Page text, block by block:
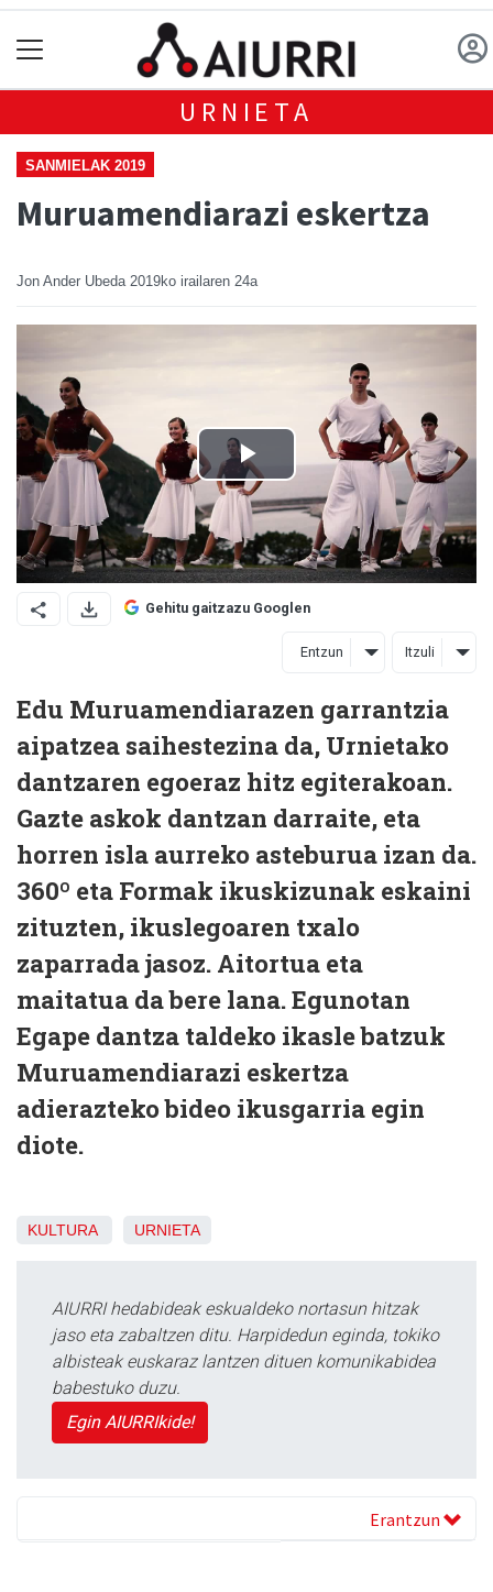
URNIETA
SANMIELAK 2019
Muruamendiarazi eskertza
Jon Ander Ubeda 2019ko irailaren 24a
Gehitu gaitzazu Googlen
Entzun Itzuli
Edu Muruamendiarazen garrantzia
aipatzea saihestezina da, Urnietako
dantzaren egoeraz hitz egiterakoan.
Gazte askok dantzan darraite, eta
horren isla aurreko asteburua izan da.
360º eta Formak ikuskizunak eskaini
zituzten, ikuslegoaren txalo
zaparrada jasoz. Aitortua eta
maitatua da bere lana. Egunotan
Egape dantza taldeko ikasle batzuk
Muruamendiarazi eskertza
adierazteko bideo ikusgarria egin
diote.
KULTURA URNIETA
AIURRI hedabideak eskualdeko nortasun hitzak
jaso eta zabaltzen ditu. Harpidedun eginda, tokiko
albisteak euskaraz lantzen dituen komunikabidea
babestuko duzu.
Egin AIURRIkide!
Erantzun